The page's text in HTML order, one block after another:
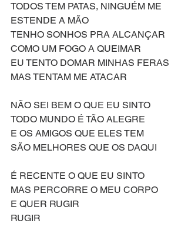
TODOS TEM PATAS, NINGUÉM ME
ESTENDE A MÃO
TENHO SONHOS PRA ALCANÇAR
COMO UM FOGO A QUEIMAR
EU TENTO DOMAR MINHAS FERAS
MAS TENTAM ME ATACAR
NÃO SEI BEM O QUE EU SINTO
TODO MUNDO É TÃO ALEGRE
E OS AMIGOS QUE ELES TEM
SÃO MELHORES QUE OS DAQUI
É RECENTE O QUE EU SINTO
MAS PERCORRE O MEU CORPO
E QUER RUGIR
RUGIR